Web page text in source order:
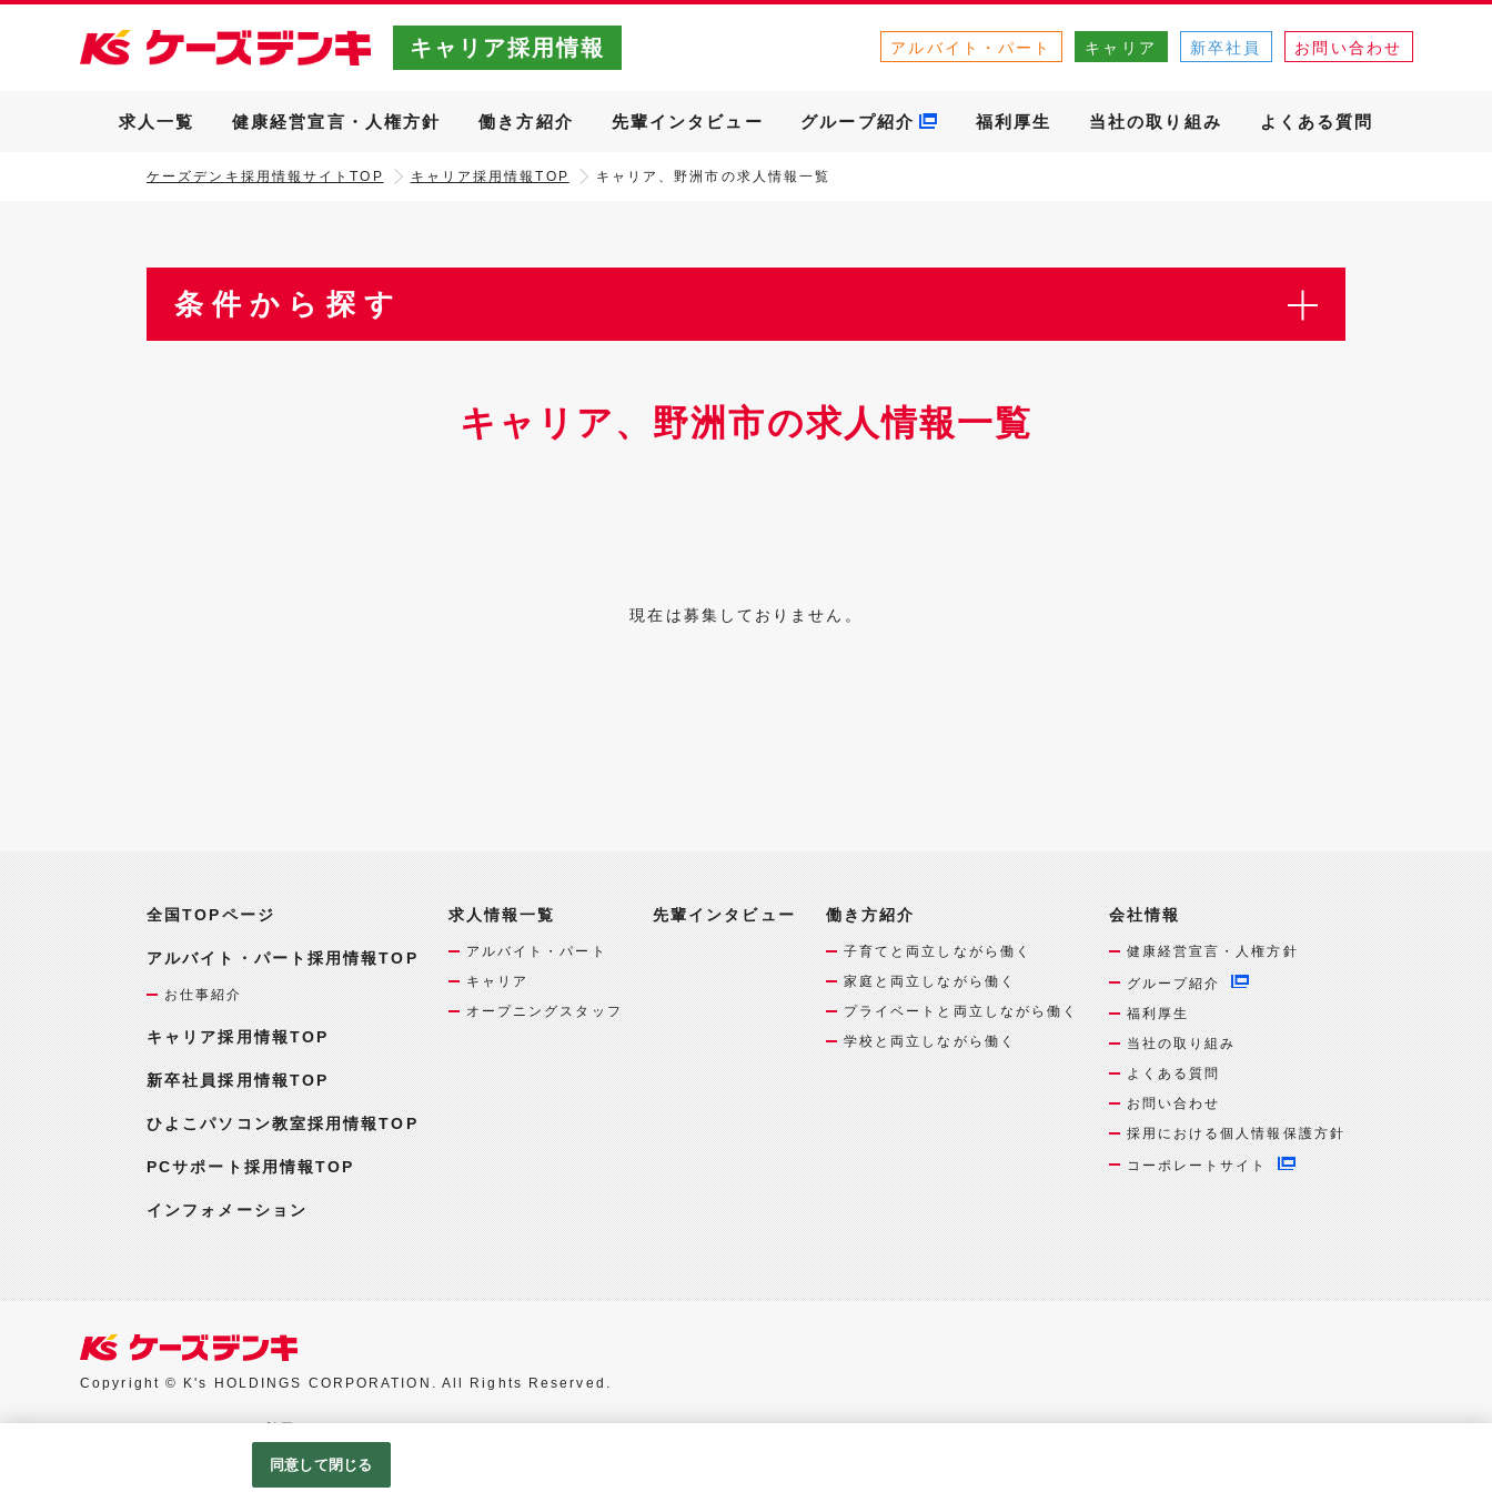
キャリア採用情報 アルバイト・パート キャリア 新卒社員 お問い合わせ
求人一覧 健康経営宣言・人権方針 働き方紹介 先輩インタビュー グループ紹介 福利厚生 当社の取り組み よくある質問
ケーズデンキ採用情報サイトTOP キャリア採用情報TOP キャリア、野洲市の求人情報一覧
条件から探す
キャリア、野洲市の求人情報一覧
現在は募集しておりません。
全国TOPページ
アルバイト・パート採用情報TOP
お仕事紹介
キャリア採用情報TOP
新卒社員採用情報TOP
ひよこパソコン教室採用情報TOP
PCサポート採用情報TOP
インフォメーション
求人情報一覧
アルバイト・パート
キャリア
オープニングスタッフ
先輩インタビュー 働き方紹介
子育てと両立しながら働く
家庭と両立しながら働く
プライベートと両立しながら働く
学校と両立しながら働く
会社情報
健康経営宣言・人権方針
グループ紹介
福利厚生
当社の取り組み
よくある質問
お問い合わせ
採用における個人情報保護方針
コーポレートサイト
Copyright © K's HOLDINGS CORPORATION. All Rights Reserved.
Googleアナリティクスの利用について
同意して閉じる